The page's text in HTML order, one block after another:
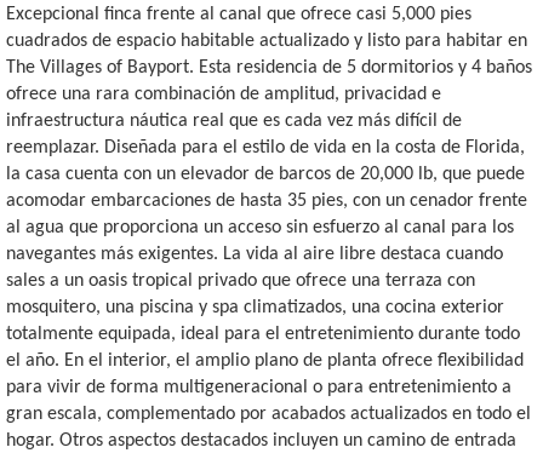
Excepcional finca frente al canal que ofrece casi 5,000 pies
cuadrados de espacio habitable actualizado y listo para habitar en
The Villages of Bayport. Esta residencia de 5 dormitorios y 4 baños
ofrece una rara combinación de amplitud, privacidad e
infraestructura náutica real que es cada vez más difícil de
reemplazar. Diseñada para el estilo de vida en la costa de Florida,
la casa cuenta con un elevador de barcos de 20,000 lb, que puede
acomodar embarcaciones de hasta 35 pies, con un cenador frente
al agua que proporciona un acceso sin esfuerzo al canal para los
navegantes más exigentes. La vida al aire libre destaca cuando
sales a un oasis tropical privado que ofrece una terraza con
mosquitero, una piscina y spa climatizados, una cocina exterior
totalmente equipada, ideal para el entretenimiento durante todo
el año. En el interior, el amplio plano de planta ofrece flexibilidad
para vivir de forma multigeneracional o para entretenimiento a
gran escala, complementado por acabados actualizados en todo el
hogar. Otros aspectos destacados incluyen un camino de entrada